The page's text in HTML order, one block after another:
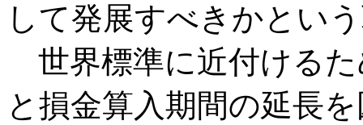
して発展すべきかとい
世界標準に近付ける
と損金算入期間の延長